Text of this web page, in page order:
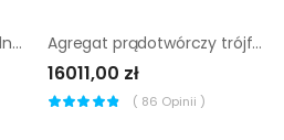
Agregat prądotwórczy jednofazowy Endress ESE 906 LS ES DI Agregat prądotwórczy trójfazowy Sumera Motor Smg-16Te-K-Avr
16011,00 zł
( 86 Opinii )